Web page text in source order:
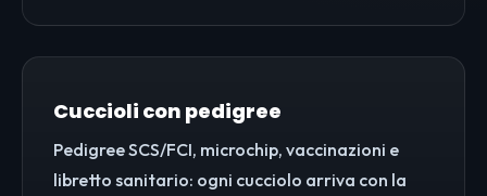
Cuccioli con pedigree
Pedigree SCS/FCI, microchip, vaccinazioni e
libretto sanitario: ogni cucciolo arriva con la